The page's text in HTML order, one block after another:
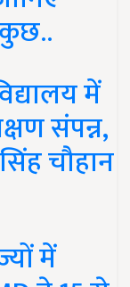
में
संपन्न,
चौहान
में